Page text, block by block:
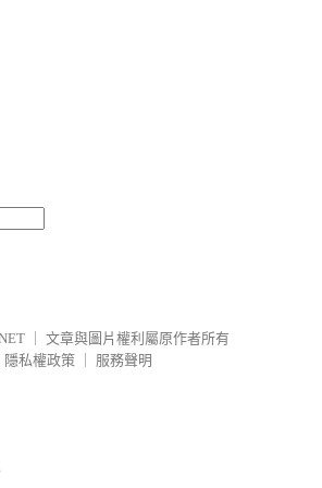
文章與圖片權利屬原作者所有
隱私權政策
服務聲明